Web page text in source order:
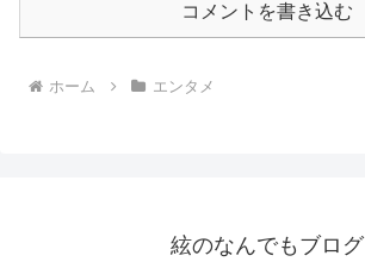
コメントを書き込む
ホーム エンタメ
絃のなんでもブログ